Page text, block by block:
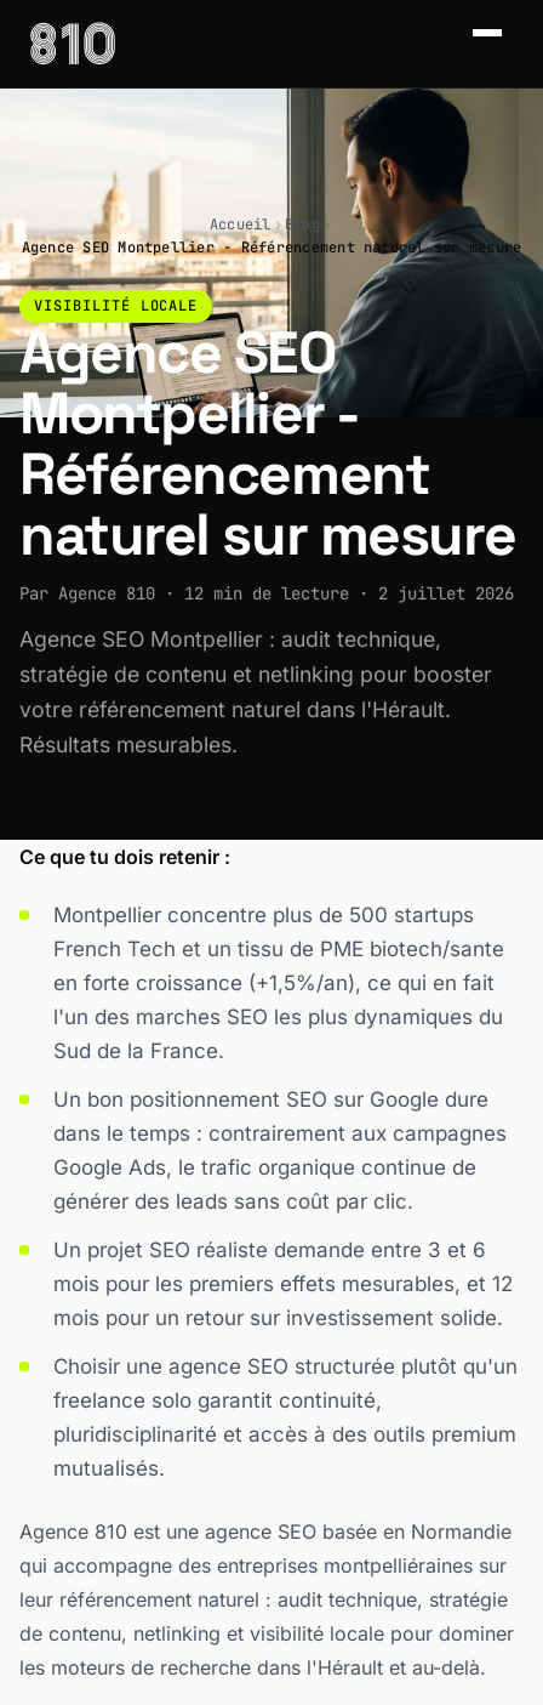
Accueil› Blog ›
Agence SEO Montpellier - Référencement naturel sur mesure
VISIBILITÉ LOCALE
Agence SEO
Montpellier -
Référencement
naturel sur mesure
Par Agence 810 · 12 min de lecture · 2 juillet 2026
Agence SEO Montpellier : audit technique,
stratégie de contenu et netlinking pour booster
votre référencement naturel dans l'Hérault.
Résultats mesurables.
Ce que tu dois retenir :
Montpellier concentre plus de 500 startups
French Tech et un tissu de PME biotech/sante
en forte croissance (+1,5%/an), ce qui en fait
l'un des marches SEO les plus dynamiques du
Sud de la France.
Un bon positionnement SEO sur Google dure
dans le temps : contrairement aux campagnes
Google Ads, le trafic organique continue de
générer des leads sans coût par clic.
Un projet SEO réaliste demande entre 3 et 6
mois pour les premiers effets mesurables, et 12
mois pour un retour sur investissement solide.
Choisir une agence SEO structurée plutôt qu'un
freelance solo garantit continuité,
pluridisciplinarité et accès à des outils premium
mutualisés.
Agence 810 est une agence SEO basée en Normandie
qui accompagne des entreprises montpelliéraines sur
leur référencement naturel : audit technique, stratégie
de contenu, netlinking et visibilité locale pour dominer
les moteurs de recherche dans l'Hérault et au-delà.